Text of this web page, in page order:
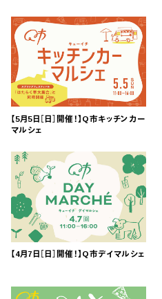
【5月5日［日］開催！】Q市キッチンカー
マルシェ
【4月7日［日］開催！】Q市デイマルシェ